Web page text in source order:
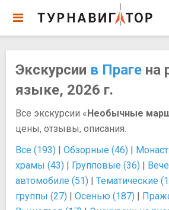
Экскурсии в Праге на
языке, 2026 г.
Все экскурсии «Необычные
цены, отзывы, описания.
Все (193) | Обзорные (46) |
храмы (43) | Групповые (36) |
автомобиле (51) | Тематические
группы (27) | Осенью (187) |